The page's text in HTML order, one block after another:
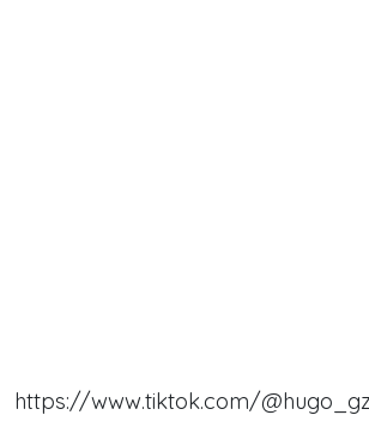
https://www.tiktok.com/